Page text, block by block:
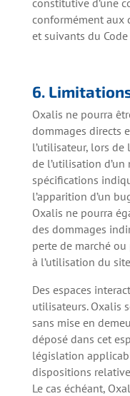
constitutive d’une
conformément aux
et suivants du
6.
Oxalis ne pourra
dommages directs
l’utilisateur, lors de
de l’utilisation
spécifications
l’apparition d’un
Oxalis ne pourra
des dommages
perte de marché ou
à l’utilisation du
Des espaces
utilisateurs. Oxalis
sans mise en
déposé dans cet
législation
dispositions
Le cas échéant,